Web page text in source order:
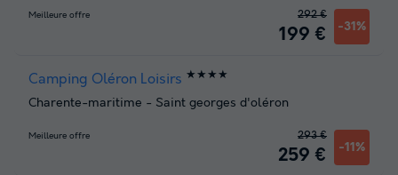
Meilleure offre
199 € -31%
292 €
Camping Oléron Loisirs ★★★★
Charente-maritime - Saint georges d'oléron
Meilleure offre
259 € -11%
293 €